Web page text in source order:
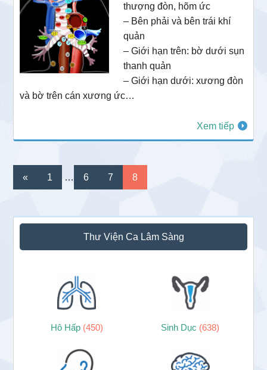
thượng đòn, hõm ức
– Bên phải và bên trái khí
quản
– Giới hạn trên: bờ dưới sụn
thanh quản
– Giới hạn dưới: xương đòn
và bờ trên cán xương ức…
Xem tiếp
«
Go
to
1
Interim
…
Go
to
6
Go
to
7
Go
to
8
Sidebar
chính
Thư Viện Ca Lâm Sàng
Hô Hấp (450) Sinh Dục (638)